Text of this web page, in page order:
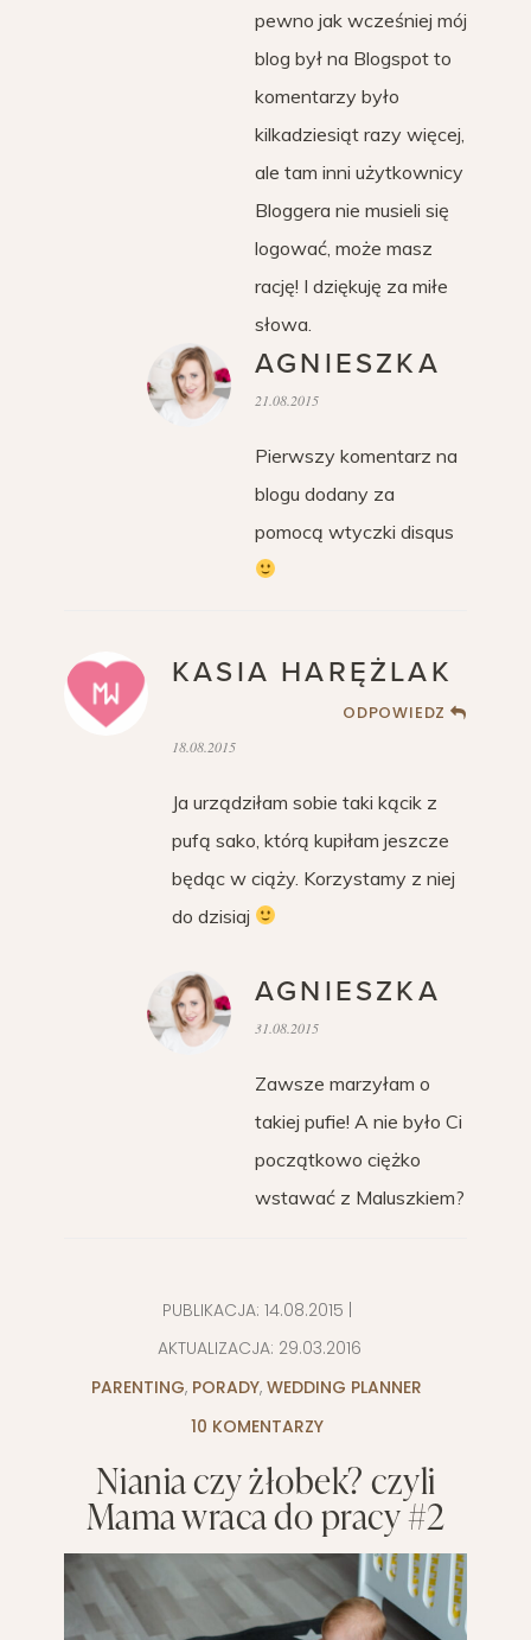
pewno jak wcześniej mój
blog był na Blogspot to
komentarzy było
kilkadziesiąt razy więcej,
ale tam inni użytkownicy
Bloggera nie musieli się
logować, może masz
rację! I dziękuję za miłe
słowa.
AGNIESZKA
21.08.2015
Pierwszy komentarz na
blogu dodany za
pomocą wtyczki disqus
KASIA HARĘŻLAK
ODPOWIEDZ
18.08.2015
Ja urządziłam sobie taki kącik z
pufą sako, którą kupiłam jeszcze
będąc w ciąży. Korzystamy z niej
do dzisiaj
AGNIESZKA
31.08.2015
Zawsze marzyłam o
takiej pufie! A nie było Ci
początkowo ciężko
wstawać z Maluszkiem?
PUBLIKACJA: 14.08.2015 |
AKTUALIZACJA: 29.03.2016
PARENTING, PORADY, WEDDING PLANNER
10 KOMENTARZY
Niania czy żłobek? czyli
Mama wraca do pracy #2